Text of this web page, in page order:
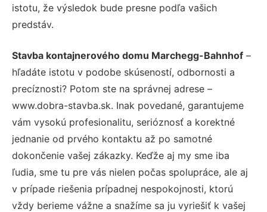
istotu, že výsledok bude presne podľa vašich
predstáv.
Stavba kontajnerového domu Marchegg-Bahnhof –
hľadáte istotu v podobe skúseností, odbornosti a
precíznosti? Potom ste na správnej adrese –
www.dobra-stavba.sk. Inak povedané, garantujeme
vám vysokú profesionalitu, serióznosť a korektné
jednanie od prvého kontaktu až po samotné
dokončenie vašej zákazky. Keďže aj my sme iba
ľudia, sme tu pre vás nielen počas spolupráce, ale aj
v prípade riešenia prípadnej nespokojnosti, ktorú
vždy berieme vážne a snažíme sa ju vyriešiť k vašej